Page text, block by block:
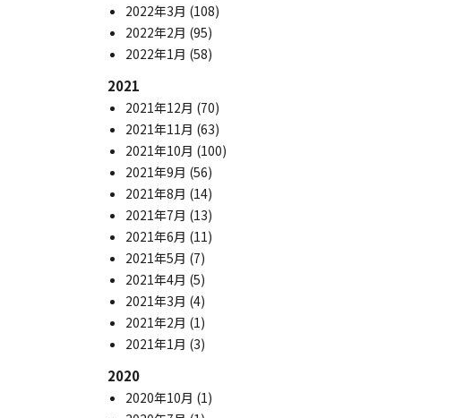
2022年3月 (108)
2022年2月 (95)
2022年1月 (58)
2021
2021年12月 (70)
2021年11月 (63)
2021年10月 (100)
2021年9月 (56)
2021年8月 (14)
2021年7月 (13)
2021年6月 (11)
2021年5月 (7)
2021年4月 (5)
2021年3月 (4)
2021年2月 (1)
2021年1月 (3)
2020
2020年10月 (1)